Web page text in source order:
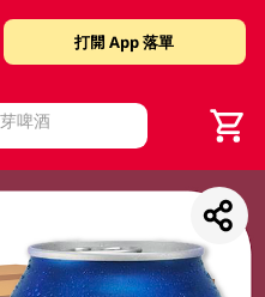
打開 App 落單